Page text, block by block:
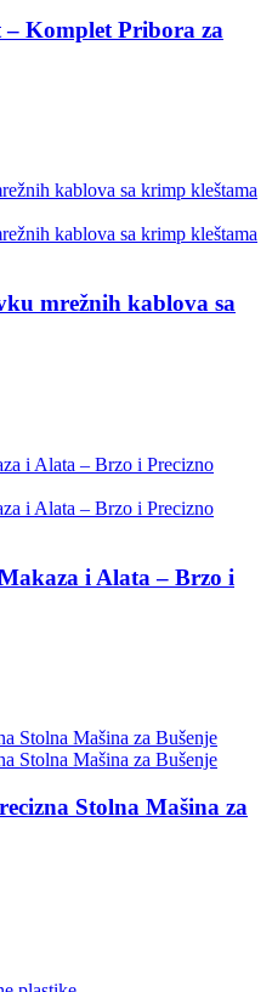
– Komplet Pribora za
mrežnih kablova sa
i Alata – Brzo i
Stolna Mašina za